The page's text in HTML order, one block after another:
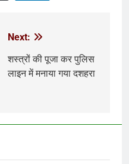
Next:
शस्त्रों की पूजा कर पुलिस
लाइन में मनाया गया दशहरा